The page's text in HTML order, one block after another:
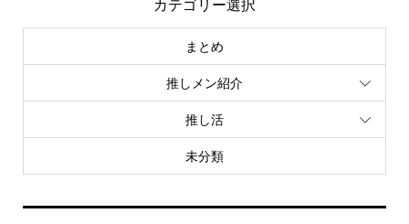
カテゴリー選択
まとめ
推しメン紹介
推し活
未分類